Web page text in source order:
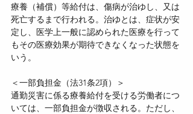
療養（補償）等給付は、傷病が治ゆし、又は
死亡するまで行われる。治ゆとは、症状が安
定し、医学上一般に認められた医療を行って
もその医療効果が期待できなくなった状態を
いう。
＜一部負担金（法31条2項）＞
通勤災害に係る療養給付を受ける労働者につ
いては、一部負担金が徴収される。ただし、